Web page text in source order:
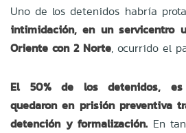
Uno de los detenidos habría
intimidación, en un servicentro
Oriente con 2 Norte, ocurrido el
El 50% de los detenidos, es
quedaron en prisión preventiva
detención y formalización. En